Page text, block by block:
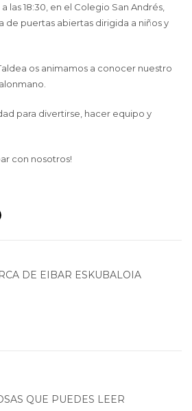
las 18:30, en el Colegio San Andrés,
de puertas abiertas dirigida a niños y
os animamos a conocer nuestro
para divertirse, hacer equipo y
con nosotros!
DE EIBAR ESKUBALOIA
QUE PUEDES LEER